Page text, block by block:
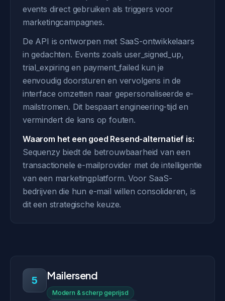
events direct gebruiken als triggers voor
marketingcampagnes.
De API is ontworpen met SaaS-ontwikkelaars
in gedachten. Events zoals user_signed_up,
trial_expiring en payment_failed kun je
eenvoudig doorsturen en vervolgens in de
interface omzetten naar gepersonaliseerde e-
mailstromen. Dit bespaart engineering-tijd en
vermindert de kans op fouten.
Waarom het een goed Resend-alternatief is:
Sequenzy biedt de betrouwbaarheid van een
transactionele e-mailprovider met de intelligentie
van een marketingplatform. Voor SaaS-
bedrijven die hun e-mail willen consolideren, is
dit een strategische keuze.
5 Mailersend
Modern & scherp geprijsd